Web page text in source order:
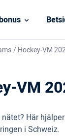
/Hockey-VM
VM
Här
i Schweiz.